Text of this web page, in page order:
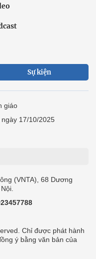
Sự kiện
giáo
17/10/2025
(VNTA), 68 Dương
Chỉ được phát hành
ý bằng văn bản của